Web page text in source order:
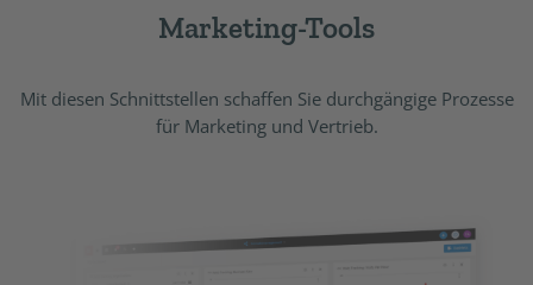
Marketing-Tools
Mit diesen Schnittstellen schaffen Sie durchgängige Prozesse
für Marketing und Vertrieb.